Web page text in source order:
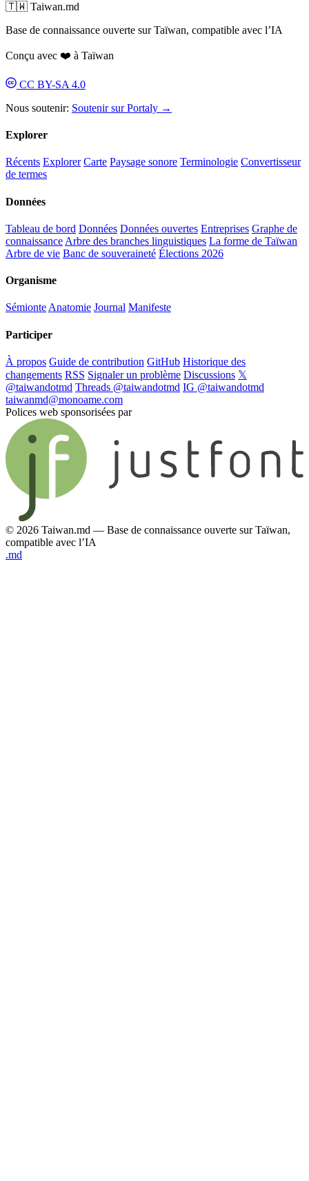
🇹🇼 Taiwan.md
Base de connaissance ouverte sur Taïwan, compatible avec l’IA
Conçu avec ❤️ à Taïwan
CC BY-SA 4.0
Nous soutenir: Soutenir sur Portaly →
Explorer
Récents Explorer Carte Paysage sonore Terminologie Convertisseur
de termes
Données
Tableau de bord Données Données ouvertes Entreprises Graphe de
connaissance Arbre des branches linguistiques La forme de Taïwan
Arbre de vie Banc de souveraineté Élections 2026
Organisme
Sémionte Anatomie Journal Manifeste
Participer
À propos Guide de contribution GitHub Historique des
changements RSS Signaler un problème Discussions 𝕏
@taiwandotmd Threads @taiwandotmd IG @taiwandotmd
taiwanmd@monoame.com
Polices web sponsorisées par
© 2026 Taiwan.md — Base de connaissance ouverte sur Taïwan,
compatible avec l’IA
.md